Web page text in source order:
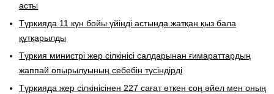
асты
Түркияда 11 күн бойы үйінді астында жатқан қыз бала
құтқарылды
Түркия министрі жер сілкінісі салдарынан ғимараттардың
жаппай опырылуының себебін түсіндірді
Түркияда жер сілкінісінен 227 сағат өткен соң әйел мен оның